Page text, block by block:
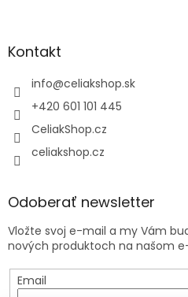
Kontakt
info@celiakshop.sk
+420 601 101 445
CeliakShop.cz
celiakshop.cz
Odoberať newsletter
Vložte svoj e-mail a my Vám
nových produktoch na našom
Email